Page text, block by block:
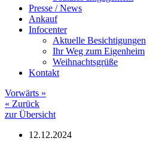
Presse / News
Ankauf
Infocenter
Aktuelle Besichtigungen
Ihr Weg zum Eigenheim
Weihnachtsgrüße
Kontakt
Vorwärts »
« Zurück
zur Übersicht
12.12.2024